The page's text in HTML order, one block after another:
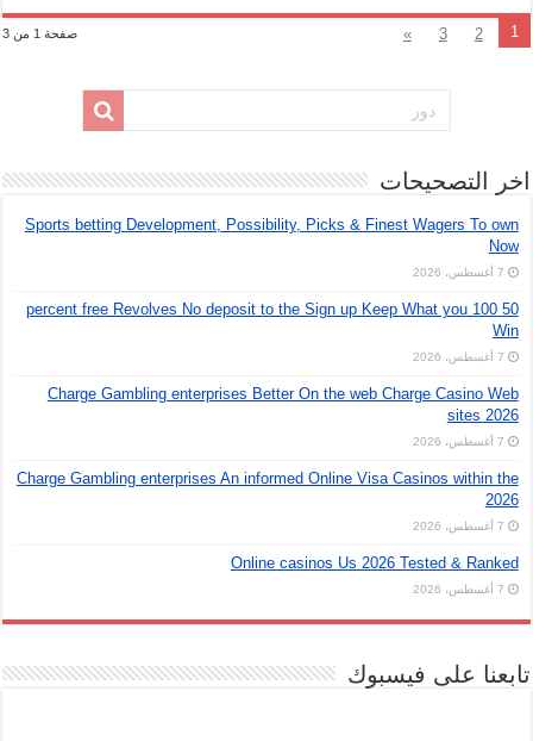
صفحة 1 من 3 1
2
3
»
اخر التصحيحات
Sports betting Development, Possibility, Picks & Finest Wagers To own
Now
7 أغسطس، 2026
50 100 percent free Revolves No deposit to the Sign up Keep What you
Win
7 أغسطس، 2026
Charge Gambling enterprises Better On the web Charge Casino Web
sites 2026
7 أغسطس، 2026
Charge Gambling enterprises An informed Online Visa Casinos within the
2026
7 أغسطس، 2026
Online casinos Us 2026 Tested & Ranked
7 أغسطس، 2026
تابعنا على فيسبوك